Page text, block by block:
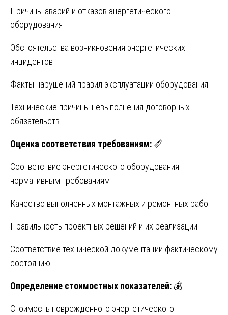
Причины аварий и отказов энергетического
оборудования
Обстоятельства возникновения энергетических
инцидентов
Факты нарушений правил эксплуатации оборудования
Технические причины невыполнения договорных
обязательств
Оценка соответствия требованиям: 📏
Соответствие энергетического оборудования
нормативным требованиям
Качество выполненных монтажных и ремонтных работ
Правильность проектных решений и их реализации
Соответствие технической документации фактическому
состоянию
Определение стоимостных показателей: 💰
Стоимость поврежденного энергетического